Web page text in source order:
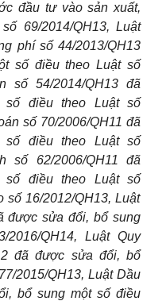
đầu tư vào sản xuất,
69/2014/QH13, Luật
phí số 44/2013/QH13
số điều theo Luật số
số 54/2014/QH13 đã
điều theo Luật số
số 70/2006/QH11 đã
điều theo Luật số
số 62/2006/QH11đã
số điều theo Luật số
số 16/2012/QH13, Luật
được sửa đổi, bổ sung
2016/QH14, Luật Quy
đã được sửa đổi, bổ
2015/QH13, Luật Dầu
bổ sung một số điều